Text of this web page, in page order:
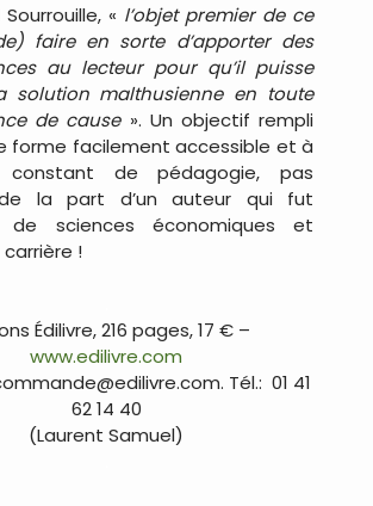
« l’objet premier de ce
faire en sorte d’apporter des
au lecteur pour qu’il puisse
solution malthusienne en toute
de cause». Un objectif rempli
forme facilement accessible et à
de pédagogie, pas
la part d’un auteur qui fut
de sciences économiques et
!
Édilivre, 216 pages, 17 € –
www.edilivre.com
Tél.: 01 41
62 14 40
(Laurent Samuel)